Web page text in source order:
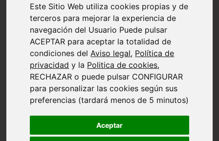
Este Sitio Web utiliza cookies propias y de
terceros para mejorar la experiencia de
navegación del Usuario Puede pulsar
ACEPTAR para aceptar la totalidad de
condiciones del Aviso legal, Política de
privacidad y la Politica de cookies,
RECHAZAR o puede pulsar CONFIGURAR
para personalizar las cookies según sus
preferencias (tardará menos de 5 minutos)
Aceptar
SOFGESA S.L. y EL MOTORISTA S.L.
La herramienta indispensable para los profesionales de las dos
ruedas
Notabilus OnLine te ofrece una solución integral para tu negocio
porque aúna: la experiencia de empresarios iguales a ti, en la venta
y reparación de motos, con una tecnología informática de última
generación.
El resultado, una
todas tus